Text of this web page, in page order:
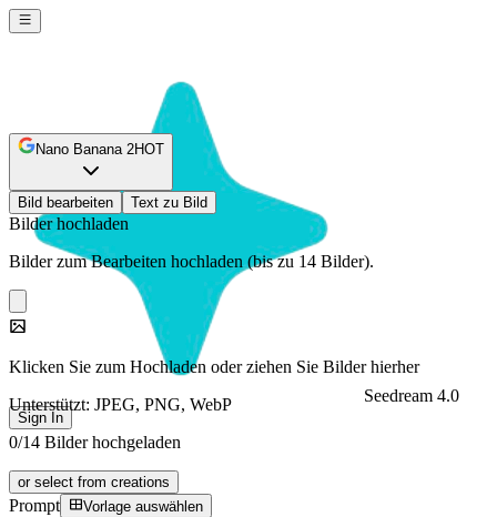
Seedream 4.0
Sign In
Nano Banana 2HOT
Bild bearbeiten Text zu Bild
Bilder hochladen
Bilder zum Bearbeiten hochladen (bis zu 14 Bilder).
Klicken Sie zum Hochladen oder ziehen Sie Bilder hierher
Unterstützt: JPEG, PNG, WebP
0/14 Bilder hochgeladen
or select from creations
Prompt Vorlage auswählen